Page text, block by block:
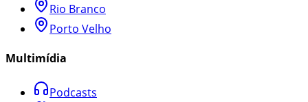
Rio Branco
Porto Velho
Multimídia
Podcasts